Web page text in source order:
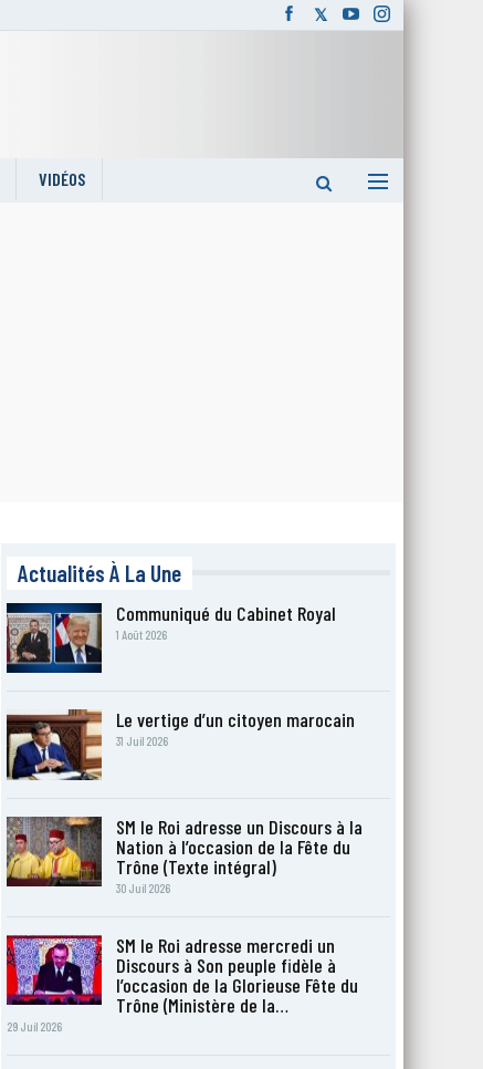
VIDÉOS
Actualités À La Une
Communiqué du Cabinet Royal
1 Août 2026
Le vertige d’un citoyen marocain
31 Juil 2026
SM le Roi adresse un Discours à la
Nation à l’occasion de la Fête du
Trône (Texte intégral)
30 Juil 2026
SM le Roi adresse mercredi un
Discours à Son peuple fidèle à
l’occasion de la Glorieuse Fête du
Trône (Ministère de la…
29 Juil 2026